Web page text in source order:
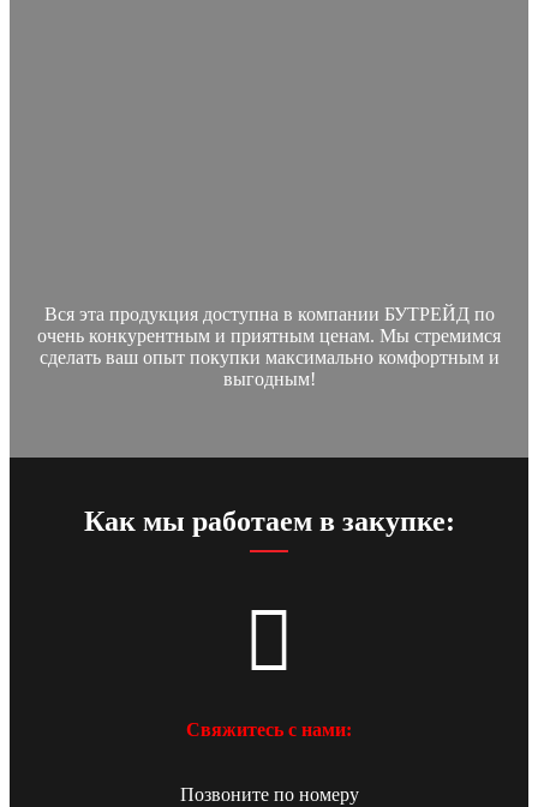
Вся эта продукция доступна в компании БУТРЕЙД по
очень конкурентным и приятным ценам. Мы стремимся
сделать ваш опыт покупки максимально комфортным и
выгодным!
Как мы работаем в закупке:
Свяжитесь с нами:
Позвоните по номеру